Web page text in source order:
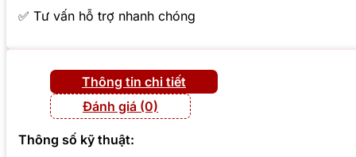
✅ Tư vấn hỗ trợ nhanh chóng
Thông tin chi tiết
Đánh giá (0)
Thông số kỹ thuật: